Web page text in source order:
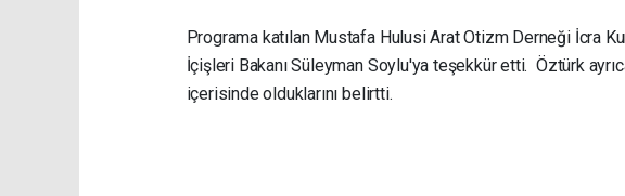
Programa katılan Mustafa Hulusi Arat Otizm Derneği İcra
İçişleri Bakanı Süleyman Soylu'ya teşekkür etti. Öztürk
içerisinde olduklarını belirtti.